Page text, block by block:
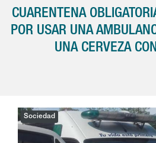
CUARENTENA
POR USAR UNA
UNA CERVEZA
Sociedad